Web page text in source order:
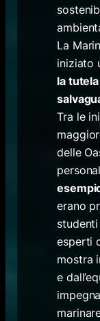
La
iniziato
la
Tra le
delle
erano
esperti
mostra
e